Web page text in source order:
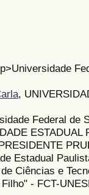
,
Federal de
ESTADUAL
Estadual
Ciências e
- FCT-